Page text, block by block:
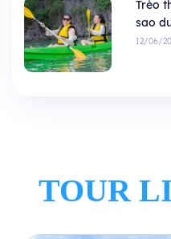
Trèo
sao
12/06/
TOUR